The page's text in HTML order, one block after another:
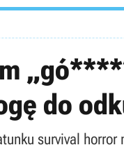
do
survival